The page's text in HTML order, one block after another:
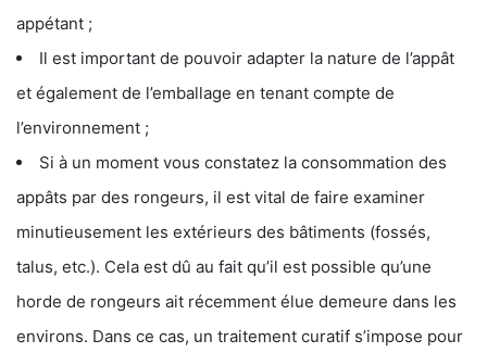
appétant ;
Il est important de pouvoir adapter la nature de l’appât
et également de l’emballage en tenant compte de
l’environnement ;
Si à un moment vous constatez la consommation des
appâts par des rongeurs, il est vital de faire examiner
minutieusement les extérieurs des bâtiments (fossés,
talus, etc.). Cela est dû au fait qu’il est possible qu’une
horde de rongeurs ait récemment élue demeure dans les
environs. Dans ce cas, un traitement curatif s’impose pour